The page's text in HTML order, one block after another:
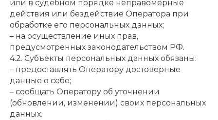
или в судебном порядке неправомерные
действия или бездействие Оператора при
обработке его персональных данных;
– на осуществление иных прав,
предусмотренных законодательством РФ.
4.2. Субъекты персональных данных обязаны:
– предоставлять Оператору достоверные
данные о себе;
– сообщать Оператору об уточнении
(обновлении, изменении) своих персональных
данных.